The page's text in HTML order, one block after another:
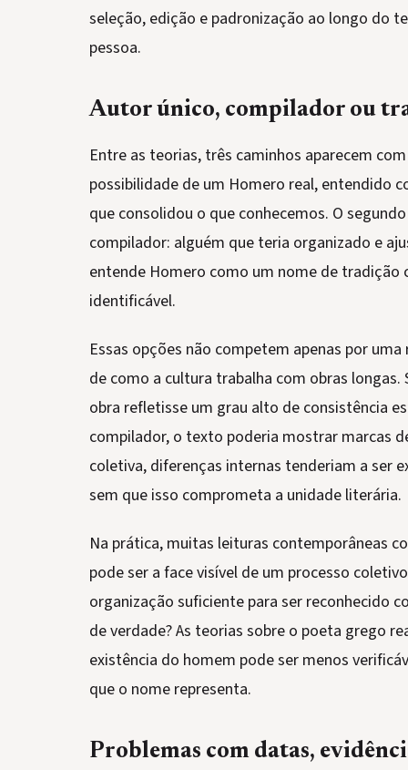
seleção, edição e padronização ao longo do
pessoa.
Autor único, compilador ou
Entre as teorias, três caminhos aparecem
possibilidade de um Homero real, entendido
que consolidou o que conhecemos. O
compilador: alguém que teria organizado e
entende Homero como um nome de tradição
identificável.
Essas opções não competem apenas por
de como a cultura trabalha com obras
obra refletisse um grau alto de consistência
compilador, o texto poderia mostrar marcas
coletiva, diferenças internas tenderiam a ser
sem que isso comprometa a unidade literária.
Na prática, muitas leituras contemporâneas
pode ser a face visível de um processo
organização suficiente para ser reconhecido
de verdade? As teorias sobre o poeta grego
existência do homem pode ser menos
que o nome representa.
Problemas com datas,